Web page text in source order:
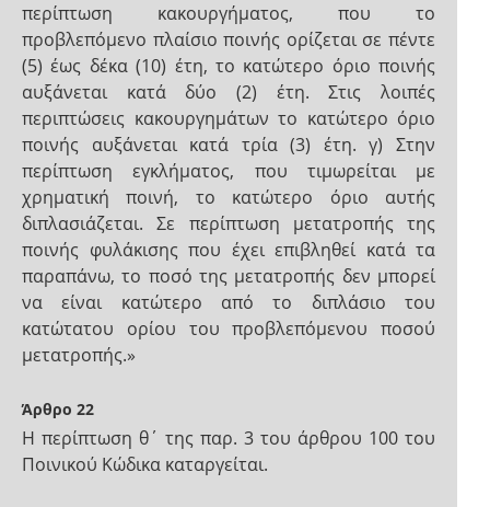
περίπτωση κακουργήματος, που το
προβλεπόμενο πλαίσιο ποινής ορίζεται σε πέντε
(5) έως δέκα (10) έτη, το κατώτερο όριο ποινής
αυξάνεται κατά δύο (2) έτη. Στις λοιπές
περιπτώσεις κακουργημάτων το κατώτερο όριο
ποινής αυξάνεται κατά τρία (3) έτη. γ) Στην
περίπτωση εγκλήματος, που τιμωρείται με
χρηματική ποινή, το κατώτερο όριο αυτής
διπλασιάζεται. Σε περίπτωση μετατροπής της
ποινής φυλάκισης που έχει επιβληθεί κατά τα
παραπάνω, το ποσό της μετατροπής δεν μπορεί
να είναι κατώτερο από το διπλάσιο του
κατώτατου ορίου του προβλεπόμενου ποσού
μετατροπής.»
Άρθρο 22
Η περίπτωση θ΄ της παρ. 3 του άρθρου 100 του
Ποινικού Κώδικα καταργείται.